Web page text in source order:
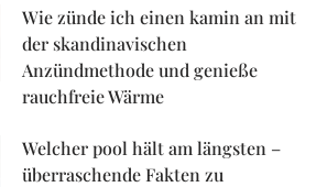
Wie zünde ich einen kamin an mit
der skandinavischen
Anzündmethode und genieße
rauchfreie Wärme
Welcher pool hält am längsten –
überraschende Fakten zu